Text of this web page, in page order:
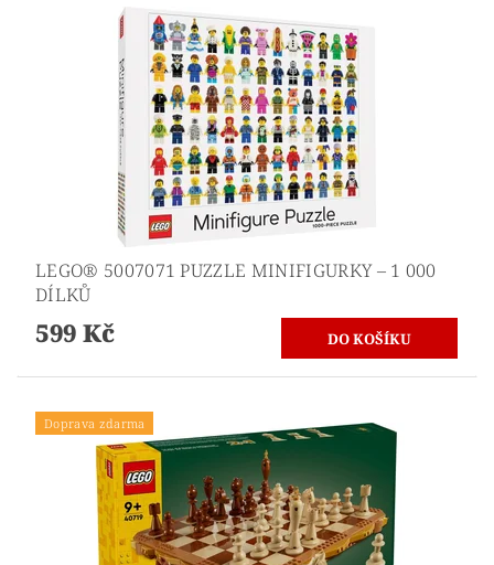
LEGO® 5007071 PUZZLE MINIFIGURKY – 1 000
DÍLKŮ
599 Kč
Doprava zdarma